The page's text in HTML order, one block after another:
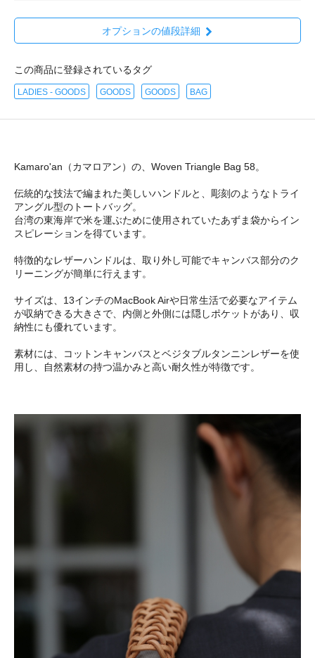
オプションの値段詳細
この商品に登録されているタグ
LADIES - GOODS GOODS GOODS BAG
Kamaro'an（カマロアン）の、Woven Triangle Bag 58。
伝統的な技法で編まれた美しいハンドルと、彫刻のようなトライ
アングル型のトートバッグ。
台湾の東海岸で米を運ぶために使用されていたあずま袋からイン
スピレーションを得ています。
特徴的なレザーハンドルは、取り外し可能でキャンバス部分のク
リーニングが簡単に行えます。
サイズは、13インチのMacBook Airや日常生活で必要なアイテム
が収納できる大きさで、内側と外側には隠しポケットがあり、収
納性にも優れています。
素材には、コットンキャンバスとベジタブルタンニンレザーを使
用し、自然素材の持つ温かみと高い耐久性が特徴です。